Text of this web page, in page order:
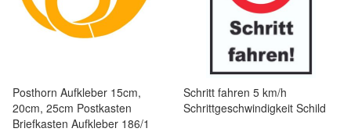
Posthorn Aufkleber 15cm,
20cm, 25cm Postkasten
Briefkasten Aufkleber 186/1
Schritt fahren 5 km/h
Schrittgeschwindigkeit Schild